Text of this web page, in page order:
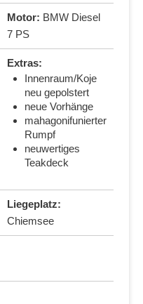
Motor: BMW Diesel
7 PS
Extras:
Innenraum/Koje
neu gepolstert
neue Vorhänge
mahagonifunierter
Rumpf
neuwertiges
Teakdeck
Liegeplatz:
Chiemsee